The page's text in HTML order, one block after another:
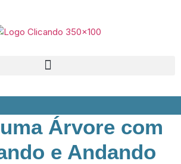
Árvore com
e Andando